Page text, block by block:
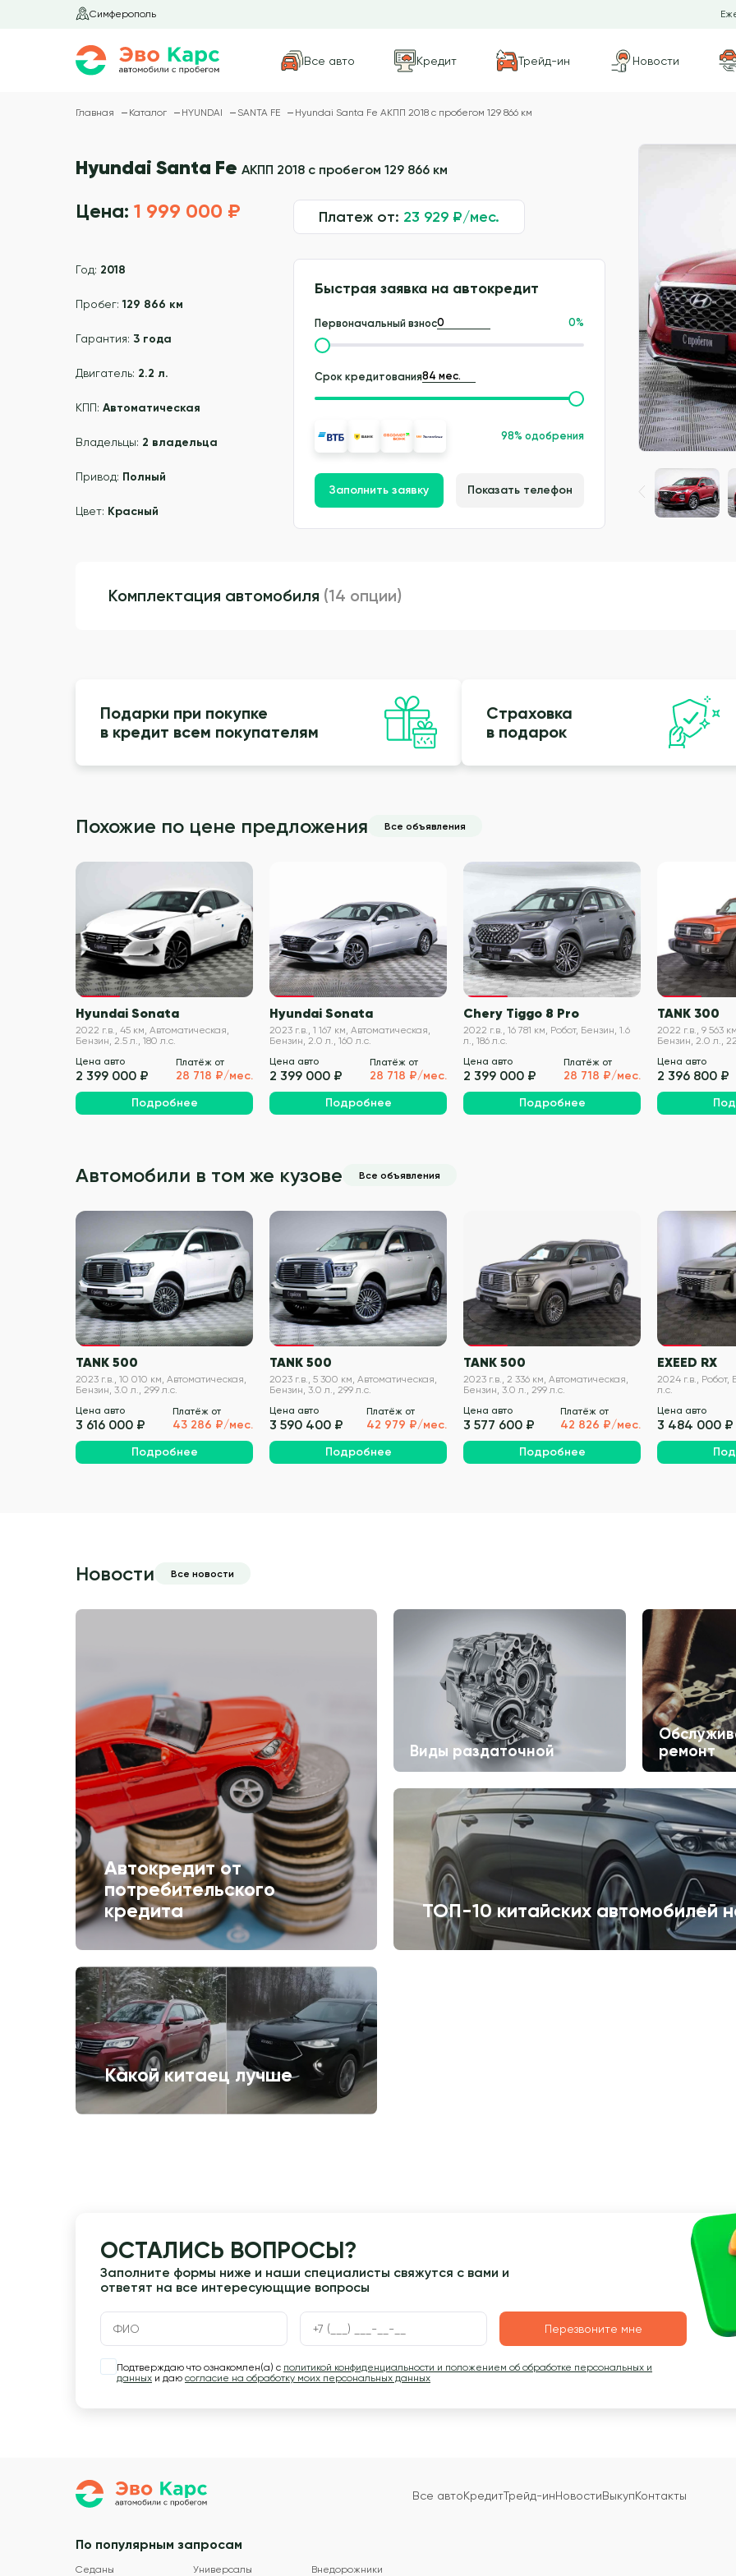
Симферополь
Все авто Кредит Трейд-ин Новости
Главная Каталог HYUNDAI SANTA FE Hyundai Santa Fe АКПП 2018 с пробегом 129 866 км
Hyundai Santa Fe АКПП 2018 с пробегом 129 866 км
Цена: 1 999 000 ₽
Год: 2018
Пробег:129 866 км
Гарантия: 3 года
Двигатель: 2.2 л.
КПП: Автоматическая
Владельцы: 2 владельца
Привод: Полный
Цвет: Красный
Платеж от: 23 929 ₽/мес.
Быстрая заявка на автокредит
Первоначальный взнос 0%
Срок кредитования
98% одобрения
Заполнить заявку Показать телефон
Комплектация автомобиля (14 опции)
Подарки при покупке
в кредит всем покупателям
Страховка
в подарок
Похожие по цене предложения Все объявления
VIN проверен
Hyundai Sonata
2022 г.в., 45 км, Автоматическая,
Бензин, 2.5 л., 180 л.с.
Цена авто
2 399 000 ₽
Платёж от
28 718 ₽/мес.
Подробнее
VIN проверен
Hyundai Sonata
2023 г.в., 1 167 км, Автоматическая,
Бензин, 2.0 л., 160 л.с.
Цена авто
2 399 000 ₽
Платёж от
28 718 ₽/мес.
Подробнее
VIN проверен
Chery Tiggo 8 Pro
2022 г.в., 16 781 км, Робот, Бензин, 1.6
л., 186 л.с.
Цена авто
2 399 000 ₽
Платёж от
28 718 ₽/мес.
Подробнее
TANK 300
2022 г.в., 9 563
Бензин, 2.0 л.,
Цена авто
2 396 800 ₽
Автомобили в том же кузове Все объявления
VIN проверен
TANK 500
2023 г.в., 10 010 км, Автоматическая,
Бензин, 3.0 л., 299 л.с.
Цена авто
3 616 000 ₽
Платёж от
43 286 ₽/мес.
Подробнее
VIN проверен
TANK 500
2023 г.в., 5 300 км, Автоматическая,
Бензин, 3.0 л., 299 л.с.
Цена авто
3 590 400 ₽
Платёж от
42 979 ₽/мес.
Подробнее
TANK 500
2023 г.в., 2 336 км, Автоматическая,
Бензин, 3.0 л., 299 л.с.
Цена авто
3 577 600 ₽
Платёж от
42 826 ₽/мес.
Подробнее
EXEED RX
2024 г.в., Робот,
л.с.
Цена авто
3 484 000 ₽
Новости Все новости
Автокредит от
потребительского
кредита
Виды раздаточной
ремонт
ТОП-10 китайских автомобилей
Какой китаец лучше
ОСТАЛИСЬ ВОПРОСЫ?
Заполните формы ниже и наши специалисты свяжутся с вами и
ответят на все интересующщие вопросы
Перезвоните мне
Подтверждаю что ознакомлен(а) с политикой конфиденциальности и положением об обработке персональных и
данных и даю согласие на обработку моих персональных данных
Все автоКредитТрейд-инНовостиВыкупКонтакты
По популярным запросам
Седаны Универсалы Внедорожники